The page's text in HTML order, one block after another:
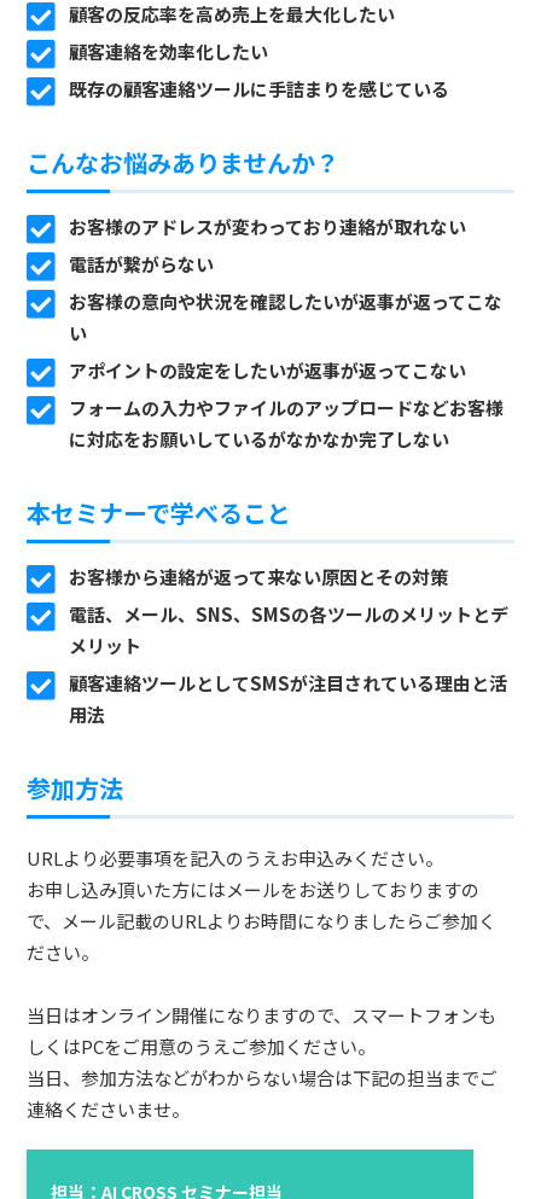
顧客の反応率を高め売上を最大化したい
顧客連絡を効率化したい
既存の顧客連絡ツールに手詰まりを感じている
こんなお悩みありませんか？
お客様のアドレスが変わっており連絡が取れない
電話が繋がらない
お客様の意向や状況を確認したいが返事が返ってこな
い
アポイントの設定をしたいが返事が返ってこない
フォームの入力やファイルのアップロードなどお客様
に対応をお願いしているがなかなか完了しない
本セミナーで学べること
お客様から連絡が返って来ない原因とその対策
電話、メール、SNS、SMSの各ツールのメリットとデ
メリット
顧客連絡ツールとしてSMSが注目されている理由と活
用法
参加方法
URLより必要事項を記入のうえお申込みください。
お申し込み頂いた方にはメールをお送りしておりますの
で、メール記載のURLよりお時間になりましたらご参加く
ださい。
当日はオンライン開催になりますので、スマートフォンも
しくはPCをご用意のうえご参加ください。
当日、参加方法などがわからない場合は下記の担当までご
連絡くださいませ。
担当：AI CROSS セミナー担当